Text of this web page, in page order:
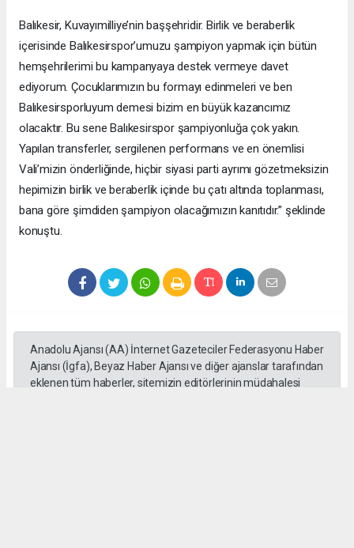
Balıkesir, Kuvayımilliye’nin başşehridir. Birlik ve beraberlik
içerisinde Balıkesirspor’umuzu şampiyon yapmak için bütün
hemşehrilerimi bu kampanyaya destek vermeye davet
ediyorum. Çocuklarımızın bu formayı edinmeleri ve ben
Balıkesirsporluyum demesi bizim en büyük kazancımız
olacaktır. Bu sene Balıkesirspor şampiyonluğa çok yakın.
Yapılan transferler, sergilenen performans ve en önemlisi
Vali’mizin önderliğinde, hiçbir siyasi parti ayrımı gözetmeksizin
hepimizin birlik ve beraberlik içinde bu çatı altında toplanması,
bana göre şimdiden şampiyon olacağımızın kanıtıdır.” şeklinde
konuştu.
Anadolu Ajansı (AA) İnternet Gazeteciler Federasyonu Haber
Ajansı (İgfa), Beyaz Haber Ajansı ve diğer ajanslar tarafından
eklenen tüm haberler, sitemizin editörlerinin müdahalesi